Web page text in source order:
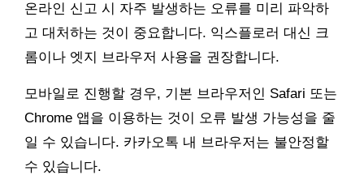
온라인 신고 시 자주 발생하는 오류를 미리 파악하
고 대처하는 것이 중요합니다. 익스플로러 대신 크
롬이나 엣지 브라우저 사용을 권장합니다.
모바일로 진행할 경우, 기본 브라우저인 Safari 또는
Chrome 앱을 이용하는 것이 오류 발생 가능성을 줄
일 수 있습니다. 카카오톡 내 브라우저는 불안정할
수 있습니다.